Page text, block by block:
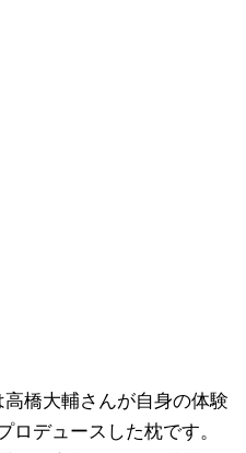
橋大輔さんが自身の体験
ロデュースした枕です。